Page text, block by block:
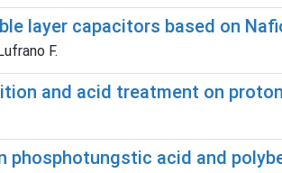
layer capacitors based on
F.
and acid treatment on
phosphotungstic acid and